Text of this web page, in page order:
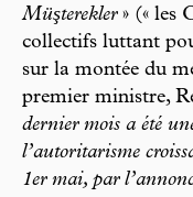
Müşterekler» (« les
collectifs luttant
sur la montée du
premier ministre,
dernier mois a été
l’autoritarisme
1er mai, par